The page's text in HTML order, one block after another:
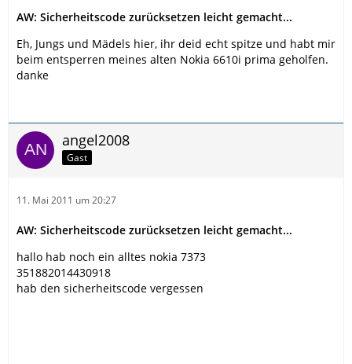
AW: Sicherheitscode zurücksetzen leicht gemacht...
Eh, Jungs und Mädels hier, ihr deid echt spitze und habt mir
beim entsperren meines alten Nokia 6610i prima geholfen.
danke
angel2008
Gast
11. Mai 2011 um 20:27
AW: Sicherheitscode zurücksetzen leicht gemacht...
hallo hab noch ein alltes nokia 7373
351882014430918
hab den sicherheitscode vergessen